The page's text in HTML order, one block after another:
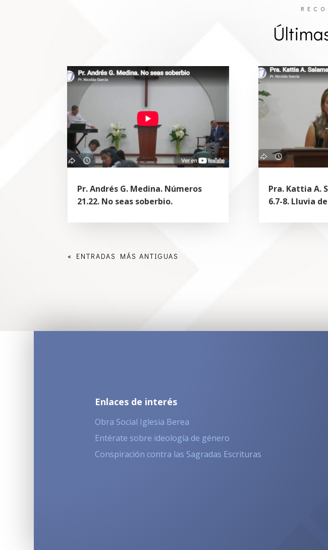
Pr. Andrés G. Medina. Números
21.22. No seas soberbio.
Pra. Kattia A.
6.7-8. Lluvia
« ENTRADAS MÁS ANTIGUAS
Enlaces de interés
Obra Social Iglesia Berea
Entérate sobre ideología de género
Conspiración contra las Sagradas Escrituras